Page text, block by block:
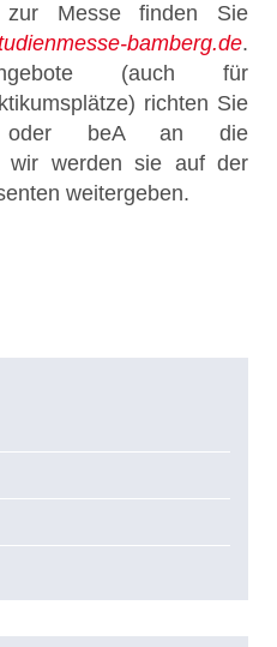
zur Messe finden Sie
bamberg.de.
(auch für
richten Sie
beA an die
wir werden sie auf der
weitergeben.